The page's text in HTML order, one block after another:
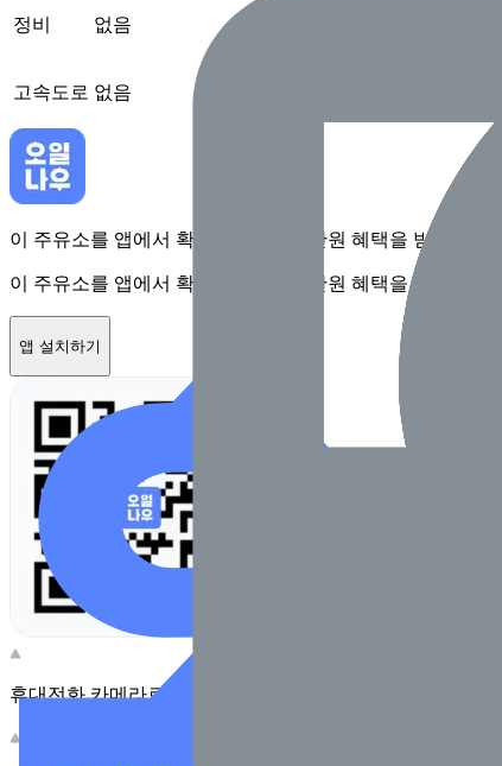
정비 없음
고속도로 없음
이 주유소를 앱에서 확인하고 최대 1만원 혜택을 받아보세요
이 주유소를 앱에서 확인하고 최대 1만원 혜택을 받아보세요
앱 설치하기
휴대전화 카메라로 찍어보세요